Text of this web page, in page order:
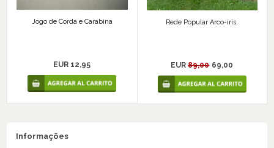
Jogo de Corda e Carabina
EUR 12,95
Rede Popular Arco-iris.
EUR89,00 69,00
Informações